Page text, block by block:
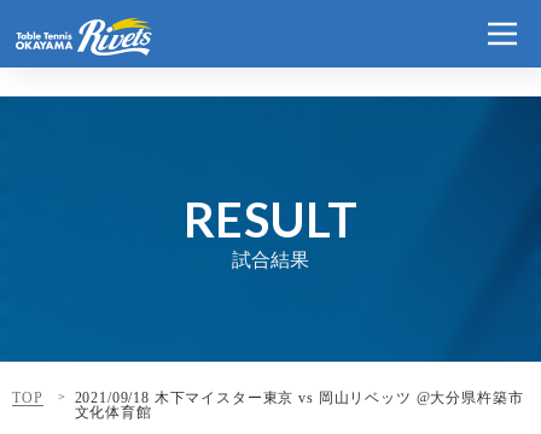
RESULT
試合結果
TOP
2021/09/18 木下マイスター東京 vs 岡山リベッツ @大分県杵築市
文化体育館